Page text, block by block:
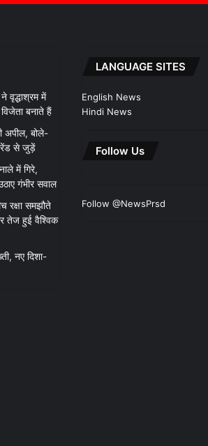
वृद्धाश्रम में
बनाते हैं
अपील, बोले-
से जुड़ें
में गिरे,
गंभीर सवाल
रक्षा समझौते
तेज हुई वैश्विक
नए दिशा-
LANGUAGE SITES
English News
Hindi News
Follow Us
Follow @NewsPrsd